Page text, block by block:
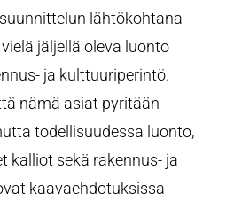
lähtökohtana
jäljellä oleva luonto
ja kulttuuriperintö.
nämä asiat pyritään
todellisuudessa luonto,
kalliot sekä rakennus- ja
kaavaehdotuksissa